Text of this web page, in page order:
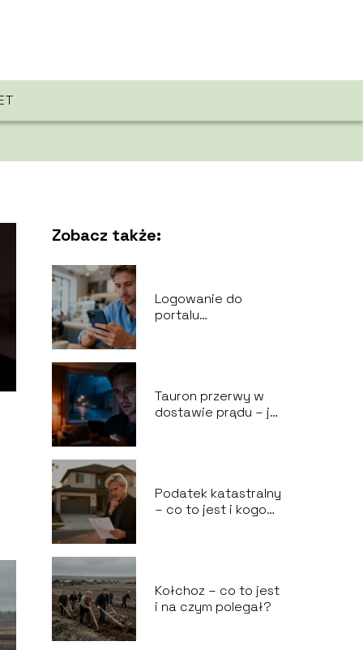
Zobacz także:
Logowanie do
portalu
Tauron przerwy w
dostawie prądu – jak
Podatek katastralny
– co to jest i kogo
Kołchoz – co to jest
i na czym polegał?